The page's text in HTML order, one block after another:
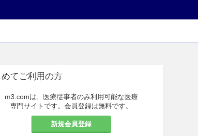
てご利用の方
m3.comは、医療従事者のみ利用可能な医療
専門サイトです。会員登録は無料です。
新規会員登録